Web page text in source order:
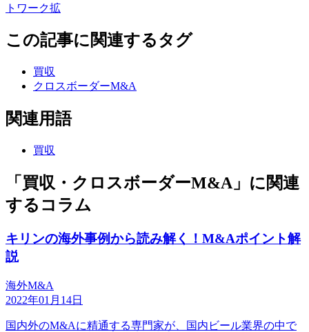
トワーク拡
この記事に関連するタグ
買収
クロスボーダーM&A
関連用語
買収
「買収・クロスボーダーM&A」に関連
するコラム
キリンの海外事例から読み解く！M&Aポイント解
説
海外M&A
2022年01月14日
国内外のM&Aに精通する専門家が、国内ビール業界の中で